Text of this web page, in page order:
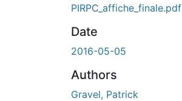
PIRPC_affiche_finale.pdf
Date
2016-05-05
Authors
Gravel, Patrick